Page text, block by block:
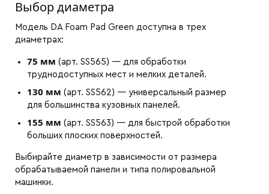
Выбор диаметра
Модель DA Foam Pad Green доступна в трех
диаметрах:
75 мм (арт. SS565) — для обработки
труднодоступных мест и мелких деталей.
130 мм (арт. SS562) — универсальный размер
для большинства кузовных панелей.
155 мм (арт. SS563) — для быстрой обработки
больших плоских поверхностей.
Выбирайте диаметр в зависимости от размера
обрабатываемой панели и типа полировальной
машинки.